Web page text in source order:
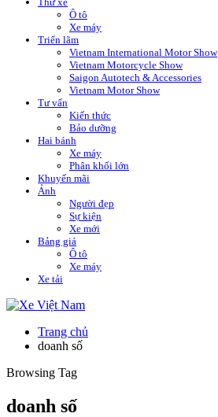
Ô tô
Xe máy
Triển lãm
Vietnam International Motor Show
Vietnam Motorcycle Show
Saigon Autotech & Accessories
Vietnam Motor Show
Tư vấn
Kiến thức
Bảo dưỡng
Hai bánh
Xe máy
Phân khối lớn
Khuyến mãi
Ảnh
Người đẹp
Sự kiện
Xe mới
Bảng giá
Ô tô
Xe máy
Xe tải
Trang chủ
doanh số
Browsing Tag
doanh số